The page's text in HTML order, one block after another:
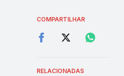
COMPARTILHAR
RELACIONADAS